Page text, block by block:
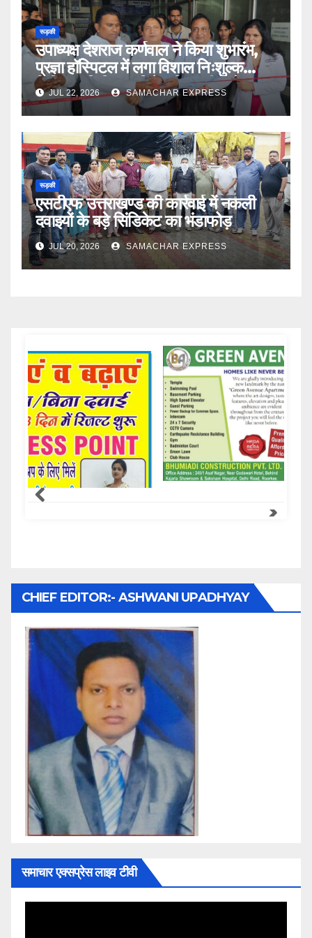
रूड़की
उपाध्यक्ष देशराज कर्णवाल ने किया शुभारंभ,
प्रज्ञा हॉस्पिटल में लगा विशाल निःशुल्क
चिकित्सा शिविर डॉ दिनेश त्रिपाठी बोले मानव
सेवा भगवान की सेवा
JUL 22, 2026 SAMACHAR EXPRESS
रूड़की
एसटीएफ उत्तराखण्ड की कार्रवाई में नकली
दवाइयों के बड़े सिंडिकेट का भंडाफोड़
JUL 20, 2026 SAMACHAR EXPRESS
Samachar Express
CHIEF EDITOR:- ASHWANI UPADHYAY
समाचार एक्सप्रेस लाइव टीवी